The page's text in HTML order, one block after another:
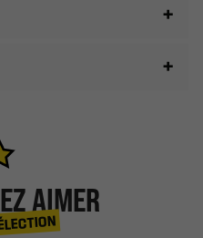
AIMER